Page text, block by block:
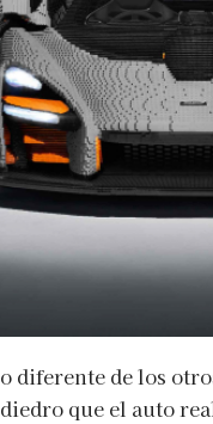
diferente de los
que el auto